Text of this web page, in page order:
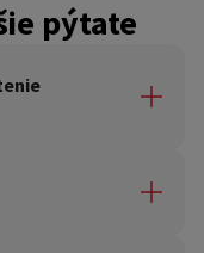
pýtate